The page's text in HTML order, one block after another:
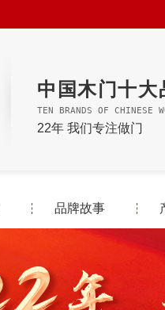
中国木门十大
TEN BRANDS OF CHINESE
22年 我们专注做门
品牌故事